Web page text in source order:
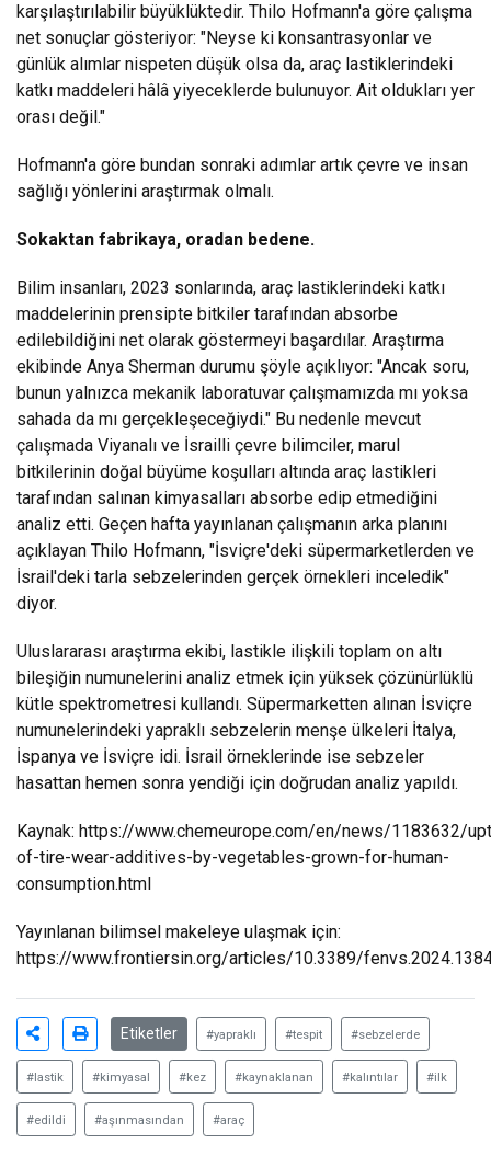
karşılaştırılabilir büyüklüktedir. Thilo Hofmann'a göre çalışma
net sonuçlar gösteriyor: "Neyse ki konsantrasyonlar ve
günlük alımlar nispeten düşük olsa da, araç lastiklerindeki
katkı maddeleri hâlâ yiyeceklerde bulunuyor. Ait oldukları yer
orası değil."
Hofmann'a göre bundan sonraki adımlar artık çevre ve insan
sağlığı yönlerini araştırmak olmalı.
Sokaktan fabrikaya, oradan bedene.
Bilim insanları, 2023 sonlarında, araç lastiklerindeki katkı
maddelerinin prensipte bitkiler tarafından absorbe
edilebildiğini net olarak göstermeyi başardılar. Araştırma
ekibinde Anya Sherman durumu şöyle açıklıyor: "Ancak soru,
bunun yalnızca mekanik laboratuvar çalışmamızda mı yoksa
sahada da mı gerçekleşeceğiydi." Bu nedenle mevcut
çalışmada Viyanalı ve İsrailli çevre bilimciler, marul
bitkilerinin doğal büyüme koşulları altında araç lastikleri
tarafından salınan kimyasalları absorbe edip etmediğini
analiz etti. Geçen hafta yayınlanan çalışmanın arka planını
açıklayan Thilo Hofmann, "İsviçre'deki süpermarketlerden ve
İsrail'deki tarla sebzelerinden gerçek örnekleri inceledik"
diyor.
Uluslararası araştırma ekibi, lastikle ilişkili toplam on altı
bileşiğin numunelerini analiz etmek için yüksek çözünürlüklü
kütle spektrometresi kullandı. Süpermarketten alınan İsviçre
numunelerindeki yapraklı sebzelerin menşe ülkeleri İtalya,
İspanya ve İsviçre idi. İsrail örneklerinde ise sebzeler
hasattan hemen sonra yendiği için doğrudan analiz yapıldı.
Kaynak: https://www.chemeurope.com/en/news/1183632/
of-tire-wear-additives-by-vegetables-grown-for-human-
consumption.html
Yayınlanan bilimsel makeleye ulaşmak için:
https://www.frontiersin.org/articles/10.3389/
Etiketler #yapraklı #tespit #sebzelerde
#lastik #kimyasal #kez #kaynaklanan #kalıntılar #ilk
#edildi #aşınmasından #araç